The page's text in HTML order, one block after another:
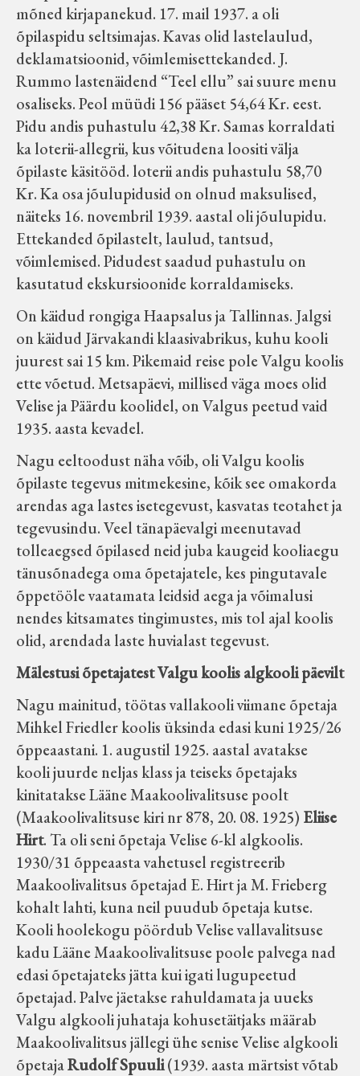
mõned kirjapanekud. 17. mail 1937. a oli
õpilaspidu seltsimajas. Kavas olid lastelaulud,
deklamatsioonid, võimlemisettekanded. J.
Rummo lastenäidend “Teel ellu” sai suure menu
osaliseks. Peol müüdi 156 pääset 54,64 Kr. eest.
Pidu andis puhastulu 42,38 Kr. Samas korraldati
ka loterii-allegrii, kus võitudena loositi välja
õpilaste käsitööd. loterii andis puhastulu 58,70
Kr. Ka osa jõulupidusid on olnud maksulised,
näiteks 16. novembril 1939. aastal oli jõulupidu.
Ettekanded õpilastelt, laulud, tantsud,
võimlemised. Pidudest saadud puhastulu on
kasutatud ekskursioonide korraldamiseks.
On käidud rongiga Haapsalus ja Tallinnas. Jalgsi
on käidud Järvakandi klaasivabrikus, kuhu kooli
juurest sai 15 km. Pikemaid reise pole Valgu koolis
ette võetud. Metsapäevi, millised väga moes olid
Velise ja Päärdu koolidel, on Valgus peetud vaid
1935. aasta kevadel.
Nagu eeltoodust näha võib, oli Valgu koolis
õpilaste tegevus mitmekesine, kõik see omakorda
arendas aga lastes isetegevust, kasvatas teotahet ja
tegevusindu. Veel tänapäevalgi meenutavad
tolleaegsed õpilased neid juba kaugeid kooliaegu
tänusõnadega oma õpetajatele, kes pingutavale
õppetööle vaatamata leidsid aega ja võimalusi
nendes kitsamates tingimustes, mis tol ajal koolis
olid, arendada laste huvialast tegevust.
Mälestusi õpetajatest Valgu koolis algkooli päevilt
Nagu mainitud, töötas vallakooli viimane õpetaja
Mihkel Friedler koolis üksinda edasi kuni 1925/26
õppeaastani. 1. augustil 1925. aastal avatakse
kooli juurde neljas klass ja teiseks õpetajaks
kinitatakse Lääne Maakoolivalitsuse poolt
(Maakoolivalitsuse kiri nr 878, 20. 08. 1925) Eliise
Hirt. Ta oli seni õpetaja Velise 6-kl algkoolis.
1930/31 õppeaasta vahetusel registreerib
Maakoolivalitsus õpetajad E. Hirt ja M. Frieberg
kohalt lahti, kuna neil puudub õpetaja kutse.
Kooli hoolekogu pöördub Velise vallavalitsuse
kadu Lääne Maakoolivalitsuse poole palvega nad
edasi õpetajateks jätta kui igati lugupeetud
õpetajad. Palve jäetakse rahuldamata ja uueks
Valgu algkooli juhataja kohusetäitjaks määrab
Maakoolivalitsus jällegi ühe senise Velise algkooli
õpetajaRudolf Spuuli(1939. aasta märtsist võtab